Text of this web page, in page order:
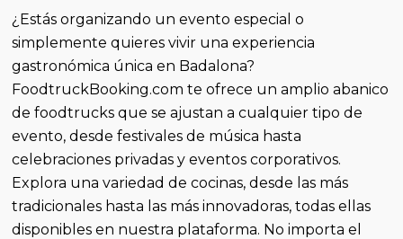
¿Estás organizando un evento especial o
simplemente quieres vivir una experiencia
gastronómica única en Badalona?
FoodtruckBooking.com te ofrece un amplio abanico
de foodtrucks que se ajustan a cualquier tipo de
evento, desde festivales de música hasta
celebraciones privadas y eventos corporativos.
Explora una variedad de cocinas, desde las más
tradicionales hasta las más innovadoras, todas ellas
disponibles en nuestra plataforma. No importa el